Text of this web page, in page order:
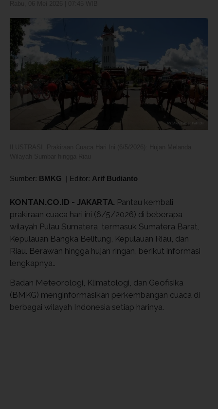
Sumber: BMKG | Editor: Arif Budianto
KONTAN.CO.ID - JAKARTA. Pantau kembali
prakiraan cuaca hari ini (6/5/2026) di beberapa
wilayah Pulau Sumatera, termasuk Sumatera Barat,
Kepulauan Bangka Belitung, Kepulauan Riau, dan
Riau. Berawan hingga hujan ringan, berikut informasi
lengkapnya..
Badan Meteorologi, Klimatologi, dan Geofisika
(BMKG) menginformasikan perkembangan cuaca di
berbagai wilayah Indonesia setiap harinya.